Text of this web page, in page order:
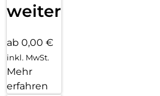
weiter
ab 0,00 €
inkl. MwSt.
Mehr
erfahren